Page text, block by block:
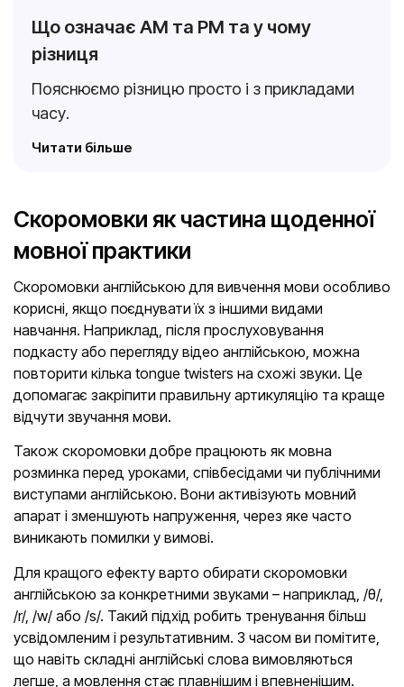
Що означає AM та PM та у чому
різниця
Пояснюємо різницю просто і з прикладами
часу.
Читати більше
Скоромовки як частина щоденної
мовної практики
Скоромовки англійською для вивчення мови особливо
корисні, якщо поєднувати їх з іншими видами
навчання. Наприклад, після прослуховування
подкасту або перегляду відео англійською, можна
повторити кілька tongue twisters на схожі звуки. Це
допомагає закріпити правильну артикуляцію та краще
відчути звучання мови.
Також скоромовки добре працюють як мовна
розминка перед уроками, співбесідами чи публічними
виступами англійською. Вони активізують мовний
апарат і зменшують напруження, через яке часто
виникають помилки у вимові.
Для кращого ефекту варто обирати скоромовки
англійською за конкретними звуками – наприклад, /θ/,
/r/, /w/ або /s/. Такий підхід робить тренування більш
усвідомленим і результативним. З часом ви помітите,
що навіть складні англійські слова вимовляються
легше, а мовлення стає плавнішим і впевненішим.